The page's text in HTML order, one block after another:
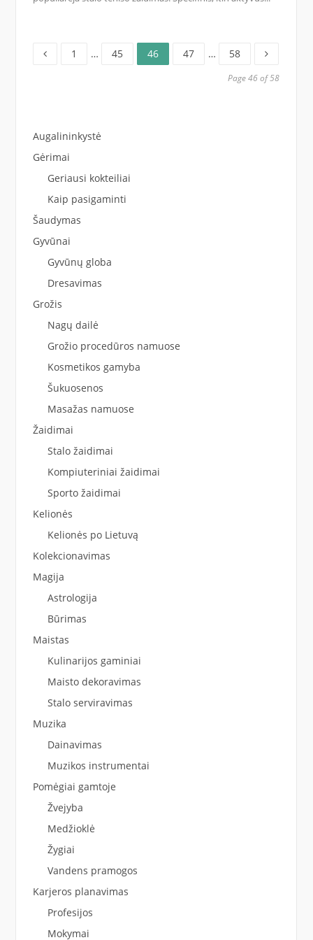
PostsPage
1 … Page
45 Page
46 Page
47 … Page
58
Page 46 of 58
Augalininkystė
Gėrimai
Geriausi kokteiliai
Kaip pasigaminti
Šaudymas
Gyvūnai
Gyvūnų globa
Dresavimas
Grožis
Nagų dailė
Grožio procedūros namuose
Kosmetikos gamyba
Šukuosenos
Masažas namuose
Žaidimai
Stalo žaidimai
Kompiuteriniai žaidimai
Sporto žaidimai
Kelionės
Kelionės po Lietuvą
Kolekcionavimas
Magija
Astrologija
Būrimas
Maistas
Kulinarijos gaminiai
Maisto dekoravimas
Stalo serviravimas
Muzika
Dainavimas
Muzikos instrumentai
Pomėgiai gamtoje
Žvejyba
Medžioklė
Žygiai
Vandens pramogos
Karjeros planavimas
Profesijos
Mokymai